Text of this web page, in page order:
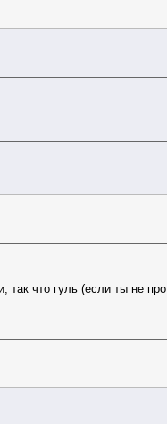
что гуль (если ты не